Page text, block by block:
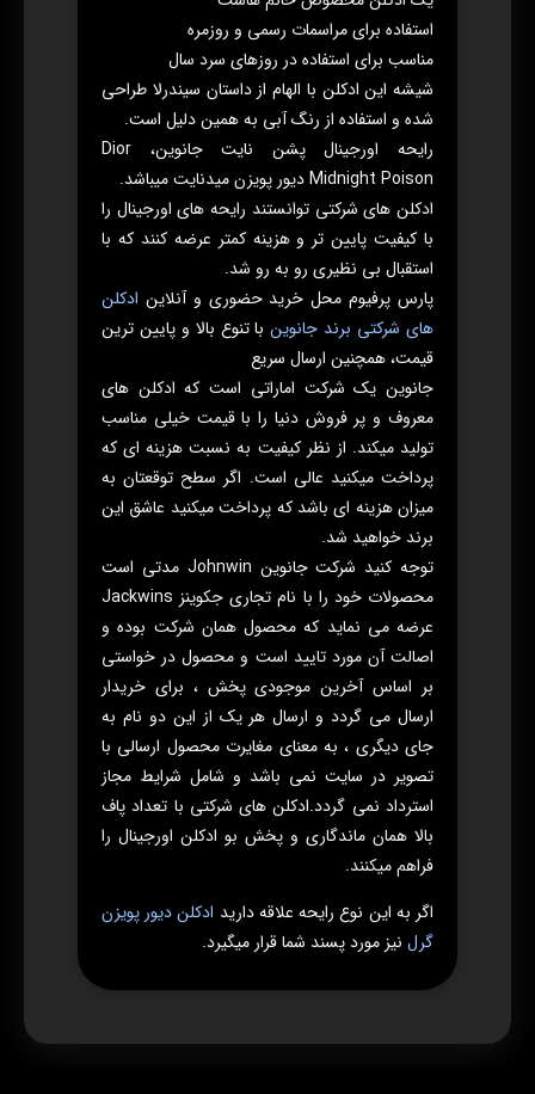
استفاده برای مراسمات رسمی و روزمره
مناسب برای استفاده در روزهای سرد سال
شیشه این ادکلن با الهام از داستان سیندرلا طراحی
شده و استفاده از رنگ آبی به همین دلیل است.
رایحه اورجینال پشن نایت جانوین، Dior
Midnight Poison دیور پویزن میدنایت میباشد.
ادکلن های شرکتی توانستند رایحه های اورجینال را
با کیفیت پایین تر و هزینه کمتر عرضه کنند که با
استقبال بی نظیری رو به رو شد.
پارس پرفیوم محل خرید حضوری و آنلاین ادکلن
های شرکتی برند جانوینبا تنوع بالا و پایین ترین
قیمت، همچنین ارسال سریع
جانوین یک شرکت اماراتی است که ادکلن های
معروف و پر فروش دنیا را با قیمت خیلی مناسب
تولید میکند. از نظر کیفیت به نسبت هزینه ای که
پرداخت میکنید عالی است. اگر سطح توقعتان به
میزان هزینه ای باشد که پرداخت میکنید عاشق این
برند خواهید شد.
توجه کنید شرکت جانوین Johnwin مدتی است
محصولات خود را با نام تجاری جکوینز Jackwins
عرضه می نماید که محصول همان شرکت بوده و
اصالت آن مورد تایید است و محصول در خواستی
بر اساس آخرین موجودی پخش ، برای خریدار
ارسال می گردد و ارسال هر یک از این دو نام به
جای دیگری ، به معنای مغایرت محصول ارسالی با
تصویر در سایت نمی باشد و شامل شرایط مجاز
استرداد نمی گردد.ادکلن های شرکتی با تعداد پاف
بالا همان ماندگاری و پخش بو ادکلن اورجینال را
فراهم میکنند.
اگر به این نوع رایحه علاقه دارید ادکلن دیور پویزن
گرل نیز مورد پسند شما قرار میگیرد.